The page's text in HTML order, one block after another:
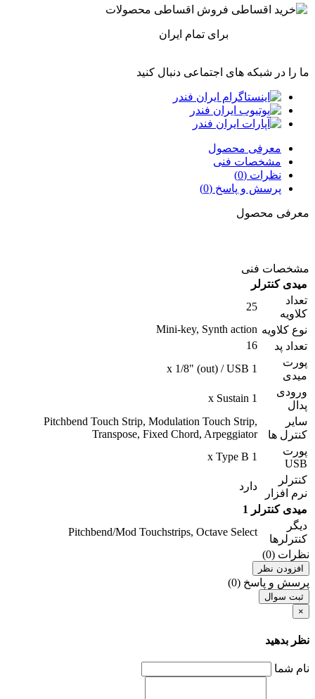
فروش اقساطی محصولات
برای تمام ایران
ما را در شبکه های اجتماعی دنبال کنید
معرفی محصول
مشخصات فنی
نظرات (0)
پرسش و پاسخ (0)
معرفی محصول
مشخصات فنی
میدی کنترلر
تعداد
کلاویه
25
نوع کلاویه Mini-key, Synth action
تعداد پد
16
پورت
میدی
1 x 1/8" (out) / USB
ورودی
پدال
1 x Sustain
سایر
کنترل ها
Pitchbend Touch Strip, Modulation Touch Strip,
Transpose, Fixed Chord, Arpeggiator
پورت
USB
1 x Type B
کنترلر
نرم افزار
دارد
میدی کنترلر 1
دیگر
کنترلرها
Pitchbend/Mod Touchstrips, Octave Select
نظرات (0)
افزودن نظر
پرسش و پاسخ (0)
ثبت سوال
×
نظر بدهید
نام شما